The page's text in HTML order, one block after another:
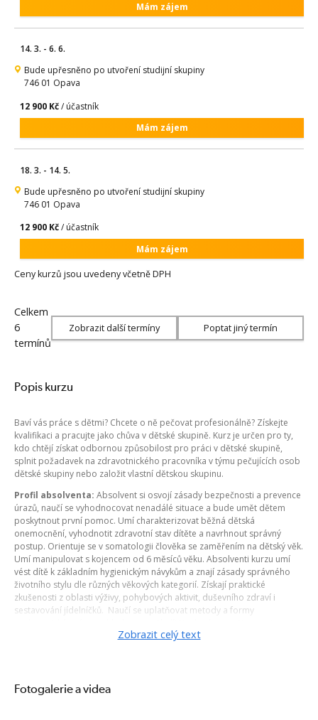
Mám zájem
14. 3. - 6. 6.
Bude upřesněno po utvoření studijní skupiny
746 01 Opava
12 900 Kč/ účastník
Mám zájem
18. 3. - 14. 5.
Bude upřesněno po utvoření studijní skupiny
746 01 Opava
12 900 Kč/ účastník
Mám zájem
Ceny kurzů jsou uvedeny včetně DPH
Celkem
6
termínů
Zobrazit další termíny Poptat jiný termín
Popis kurzu
Baví vás práce s dětmi? Chcete o ně pečovat profesionálně? Získejte
kvalifikaci a pracujte jako chůva v dětské skupině. Kurz je určen pro ty,
kdo chtějí získat odbornou způsobilost pro práci v dětské skupině,
splnit požadavek na zdravotnického pracovníka v týmu pečujících osob
dětské skupiny nebo založit vlastní dětskou skupinu.
Profil absolventa: Absolvent si osvojí zásady bezpečnosti a prevence
úrazů, naučí se vyhodnocovat nenadálé situace a bude umět dětem
poskytnout první pomoc. Umí charakterizovat běžná dětská
onemocnění, vyhodnotit zdravotní stav dítěte a navrhnout správný
postup. Orientuje se v somatologii člověka se zaměřením na dětský věk.
Umí manipulovat s kojencem od 6 měsíců věku. Absolventi kurzu umí
vést dítě k základním hygienickým návykům a znají zásady správného
životního stylu dle různých věkových kategorií. Získají praktické
zkušenosti z oblasti výživy, pohybových aktivit, duševního zdraví i
sestavování jídelníčků. Naučí se uplatňovat metody a formy
různé typy her, vybírat správné vzdělávací a výchovné pomůcky a
etických principů se při práci chůvy držet. Účastníci kurzu se budou
Zobrazit celý text
Fotogalerie a videa